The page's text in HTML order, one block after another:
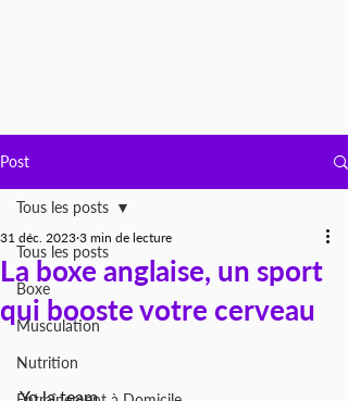
Post
Tous les posts
Boxe
Musculation
Nutrition
Tous les posts
La boxe anglaise, un sport
qui booste votre cerveau
31 déc. 2023 3 min de lecture
Yo la team,